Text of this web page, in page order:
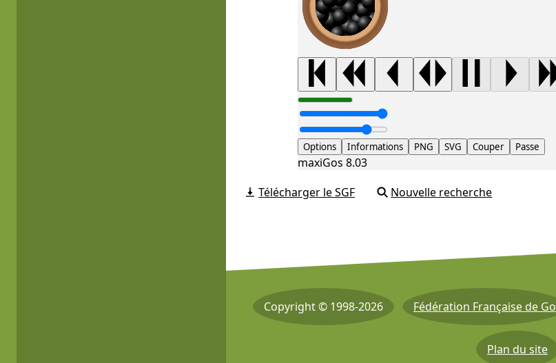
Options Informations PNG SVG Couper Passe
maxiGos 8.03
Télécharger le SGF
Nouvelle recherche
Copyright © 1998-2026 Fédération Française de Go
Plan du site